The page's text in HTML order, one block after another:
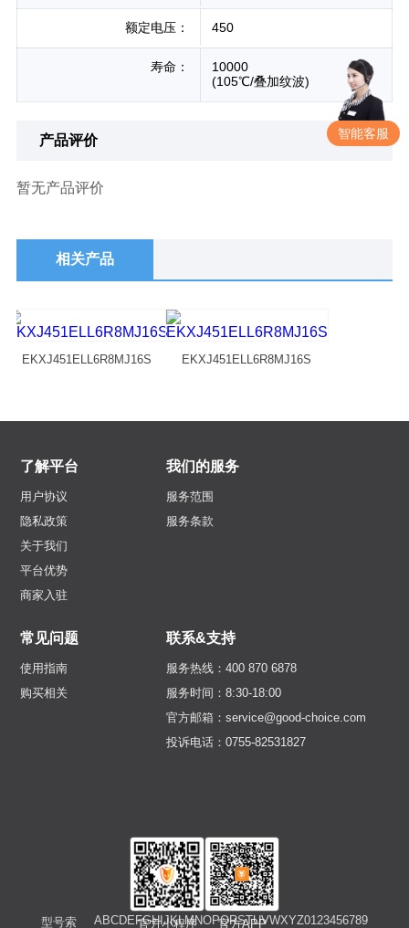
额定电压： 450
寿命：
10000
(105℃/叠加纹波)
产品评价
暂无产品评价
相关产品
EKXJ451ELL6R8MJ16S EKXJ451ELL6R8MJ16S
智能客服
了解平台
用户协议
隐私政策
关于我们
平台优势
商家入驻
我们的服务
服务范围
服务条款
常见问题
使用指南
购买相关
联系&支持
服务热线：400 870 6878
服务时间：8:30-18:00
官方邮箱：service@good-choice.com
投诉电话：0755-82531827
官方小程序 官方APP
型号索 ABCDE FGHIJKLMNOPQRSTUVWXYZ0123456789